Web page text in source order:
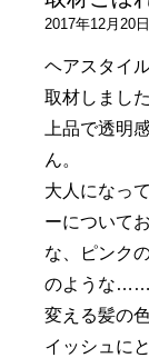
2017年12月20日
ヘアスタイ
取材しました
上品で透明
ん。
大人になっ
ーについて
な、ピンク
のような……
変える髪の
イッシュに